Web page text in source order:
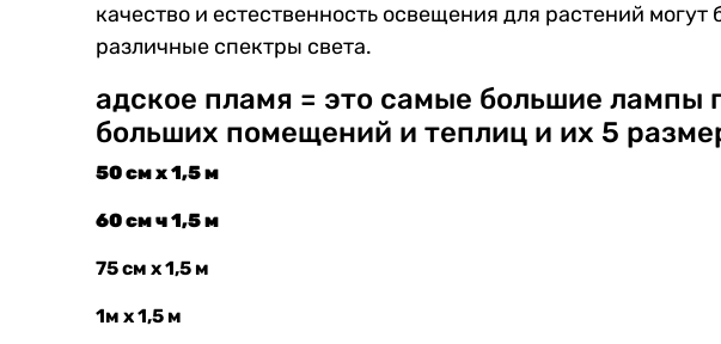
качество и естественность освещения для растений
различные спектры света.
адское пламя = это самые большие
больших помещений и теплиц и их 5
50 см х 1,5 м
60 см ч 1,5 м
75 см х 1,5 м
1м х 1,5 м